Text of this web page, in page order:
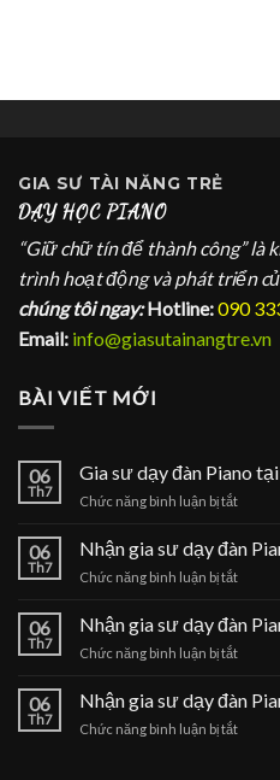
GIA SƯ TÀI NĂNG TRẺ
DẠY HỌC PIANO
“Giữ chữ tín để thành công” là
trình hoạt động và phát triển
chúng tôi ngay: Hotline:090
Email: info@giasutainangtre.vn
BÀI VIẾT MỚI
06
Th7
Gia sư dạy đàn Piano
Chức năng bình luận bị tắtở
dạy
đàn
tại
06
Th7
Nhận gia sư dạy đàn
Chức năng bình luận bị tắtở
gia
sư
dạy
Piano
TPHCM
06
Th7
Nhận gia sư dạy đàn
Chức năng bình luận bị tắtở
gia
sư
dạy
06
Th7
Nhận gia sư dạy đàn
Chức năng bình luận bị tắtở